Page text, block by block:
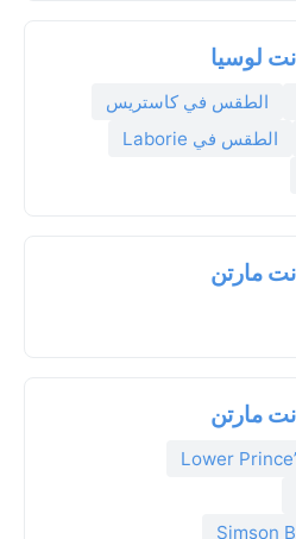
الطقس في كاستريس
الطقس في Laborie